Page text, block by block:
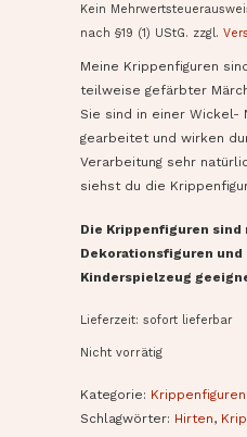
Kein
nach §19 (1) UStG. zzgl.
Meine Krippenfiguren
teilweise gefärbter
Sie sind in einer Wickel-
gearbeitet und wirken
Verarbeitung sehr
siehst du die
Die Krippenfiguren sind
Dekorationsfiguren und
Kinderspielzeug
Lieferzeit: sofort lieferbar
Nicht vorrätig
Kategorie: Krippenfiguren
Schlagwörter: Hirten,